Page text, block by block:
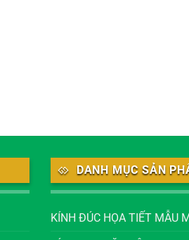
DANH MỤC SẢN
KÍNH ĐÚC HỌA TIẾT MẪU